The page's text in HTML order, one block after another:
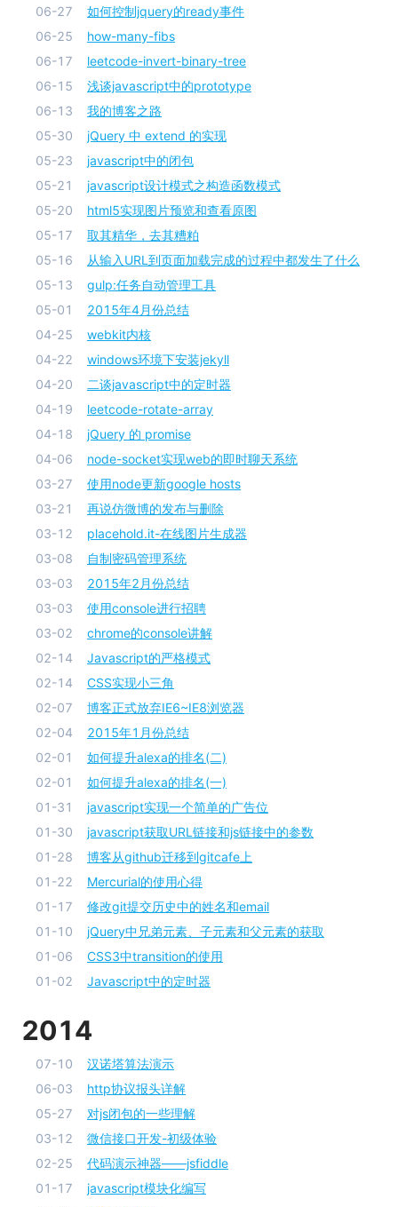
06-27
如何控制jquery的ready事件
06-25
how-many-fibs
06-17
leetcode-invert-binary-tree
06-15
浅谈javascript中的prototype
06-13
我的博客之路
05-30
jQuery 中 extend 的实现
05-23
javascript中的闭包
05-21
javascript设计模式之构造函数模式
05-20
html5实现图片预览和查看原图
05-17
取其精华，去其糟粕
05-16
从输入URL到页面加载完成的过程中都发生了什么
05-13
gulp:任务自动管理工具
05-01
2015年4月份总结
04-25
webkit内核
04-22
windows环境下安装jekyll
04-20
二谈javascript中的定时器
04-19
leetcode-rotate-array
04-18
jQuery 的 promise
04-06
node-socket实现web的即时聊天系统
03-27
使用node更新google hosts
03-21
再说仿微博的发布与删除
03-12
placehold.it-在线图片生成器
03-08
自制密码管理系统
03-03
2015年2月份总结
03-03
使用console进行招聘
03-02
chrome的console讲解
02-14
Javascript的严格模式
02-14
CSS实现小三角
02-07
博客正式放弃IE6~IE8浏览器
02-04
2015年1月份总结
02-01
如何提升alexa的排名(二)
02-01
如何提升alexa的排名(一)
01-31
javascript实现一个简单的广告位
01-30
javascript获取URL链接和js链接中的参数
01-28
博客从github迁移到gitcafe上
01-22
Mercurial的使用心得
01-17
修改git提交历史中的姓名和email
01-10
jQuery中兄弟元素、子元素和父元素的获取
01-06
CSS3中transition的使用
01-02
Javascript中的定时器
2014
07-10
汉诺塔算法演示
06-03
http协议报头详解
05-27
对js闭包的一些理解
03-12
微信接口开发-初级体验
02-25
代码演示神器——jsfiddle
01-17
javascript模块化编写